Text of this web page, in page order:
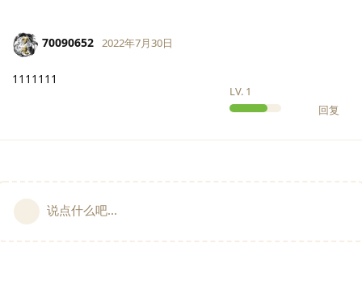
70090652
LV. 1
2022年7月30日
1111111
回复
说点什么吧...